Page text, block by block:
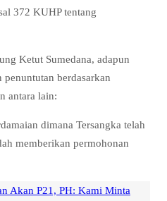
372 KUHP tentang
Ketut Sumedana, adapun
penuntutan berdasarkan
antara lain:
dimana Tersangka telah
memberikan permohonan
Akan P21, PH: Kami Minta